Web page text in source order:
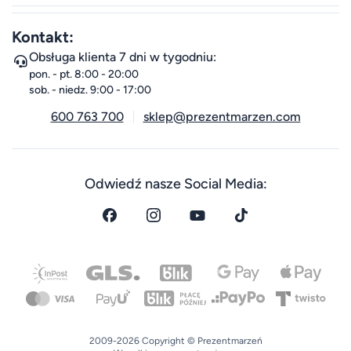
Kontakt:
Obsługa klienta 7 dni w tygodniu:
pon. - pt. 8:00 - 20:00
sob. - niedz. 9:00 - 17:00
600 763 700 sklep@prezentmarzen.com
Odwiedź nasze Social Media:
2009-2026 Copyright © Prezentmarzeń